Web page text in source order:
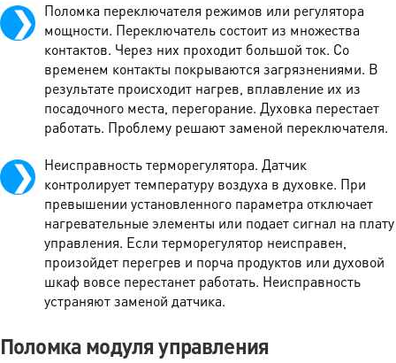
Поломка переключателя режимов или регулятора
мощности. Переключатель состоит из множества
контактов. Через них проходит большой ток. Со
временем контакты покрываются загрязнениями. В
результате происходит нагрев, вплавление их из
посадочного места, перегорание. Духовка перестает
работать. Проблему решают заменой переключателя.
Неисправность терморегулятора. Датчик
контролирует температуру воздуха в духовке. При
превышении установленного параметра отключает
нагревательные элементы или подает сигнал на плату
управления. Если терморегулятор неисправен,
произойдет перегрев и порча продуктов или духовой
шкаф вовсе перестанет работать. Неисправность
устраняют заменой датчика.
Поломка модуля управления